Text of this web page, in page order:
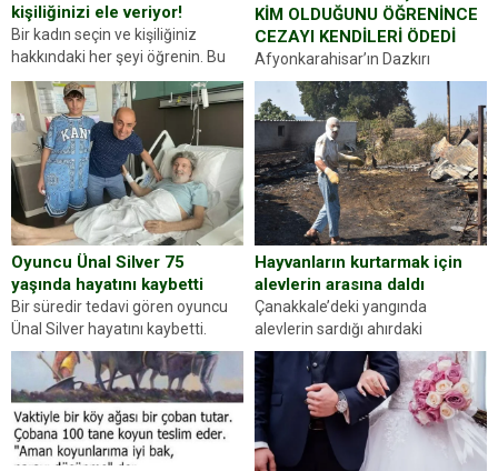
kişiliğinizi ele veriyor!
Bir kadın seçin ve kişiliğiniz
hakkındaki her şeyi öğrenin. Bu
kez karşınıza oldukça farklı bir
kişilik testiyle çıkıyoruz. Resimde
gördüğünüz kadın figürlerinden
dikkatinizi en...
KİM OLDUĞUNU ÖĞRENİNCE
CEZAYI KENDİLERİ ÖDEDİ
Afyonkarahisar’ın Dazkırı
ilçesinde trafik uygulaması
yapan jandarma ekipleri
durdurdukları bir otomobilin
sürücüsünden ehliyet ve ruhsat
sorup belgelerini istedi. Sürücü
Abdurrahman Ö.nün verdiği
evraklarda eksik olduğunu...
Oyuncu Ünal Silver 75
yaşında hayatını kaybetti
Bir süredir tedavi gören oyuncu
Ünal Silver hayatını kaybetti.
Haberi, oyuncunun menajerlik
ajansı duyurdu. Renda Güner,
sosyal medya hesabında “Usta
Oyuncumuz ve çok değerli
dostumuz...
Hayvanların kurtarmak için
alevlerin arasına daldı
Çanakkale’deki yangında
alevlerin sardığı ahırdaki
hayvanlarını kurtarmak isteyen
Zeki Demir (66) ölümden döndü.
Yüzünde ve ellerinde yanıklar
oluşan Demir, kâbus dolu anları
anlattı… Merkeze bağlı...